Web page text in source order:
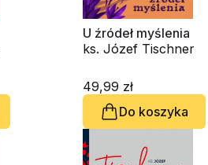
U źródeł myślenia
ks. Józef Tischner
49,99 zł
Do koszyka